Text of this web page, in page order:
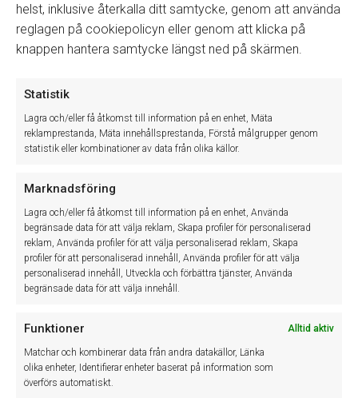
helst, inklusive återkalla ditt samtycke, genom att använda
reglagen på cookiepolicyn eller genom att klicka på
knappen hantera samtycke längst ned på skärmen.
Statistik
Lagra och/eller få åtkomst till information på en enhet, Mäta
reklamprestanda, Mäta innehållsprestanda, Förstå målgrupper genom
statistik eller kombinationer av data från olika källor.
Marknadsföring
Lagra och/eller få åtkomst till information på en enhet, Använda
begränsade data för att välja reklam, Skapa profiler för personaliserad
reklam, Använda profiler för att välja personaliserad reklam, Skapa
profiler för att personaliserad innehåll, Använda profiler för att välja
personaliserad innehåll, Utveckla och förbättra tjänster, Använda
begränsade data för att välja innehåll.
Funktioner Alltid aktiv
Matchar och kombinerar data från andra datakällor, Länka
olika enheter, Identifierar enheter baserat på information som
överförs automatiskt.
Winassist system AB utvecklar och levererar IT-baserade system
som effektiviserar det dagliga arbetet inom den svenska
kunder till mer lönsam och effektivare verksamhet.
Cookie Policy (EU)
Sekretessinformation
Senaste nytt